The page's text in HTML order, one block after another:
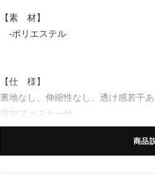
【素 材】
-ポリエステル
【仕 様】
裏地なし、伸縮性なし、透け感若干あ
背中ファスナー付
商品